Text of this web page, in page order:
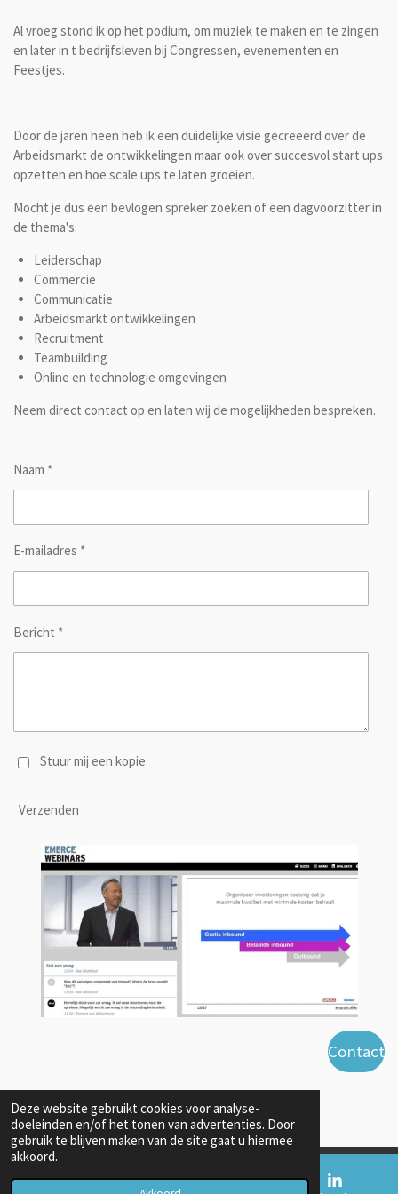
Deze website gebruikt cookies voor analyse-
doeleinden en/of het tonen van advertenties. Door
gebruik te blijven maken van de site gaat u hiermee
akkoord.
Al vroeg stond ik op het podium, om muziek te maken en te zingen
en later in t bedrijfsleven bij Congressen, evenementen en
Feestjes.
Door de jaren heen heb ik een duidelijke visie gecreëerd over de
Arbeidsmarkt de ontwikkelingen maar ook over succesvol start ups
opzetten en hoe scale ups te laten groeien.
Mocht je dus een bevlogen spreker zoeken of een dagvoorzitter in
de thema's:
Leiderschap
Commercie
Communicatie
Arbeidsmarkt ontwikkelingen
Recruitment
Teambuilding
Online en technologie omgevingen
Neem direct contact op en laten wij de mogelijkheden bespreken.
Naam *
E-mailadres *
Bericht *
Stuur mij een kopie
Verzenden
Contact
X
L
i
n
F
a
c
W
h
a
A
© 2021 - 2026 Sandaka